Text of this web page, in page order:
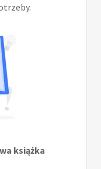
książka